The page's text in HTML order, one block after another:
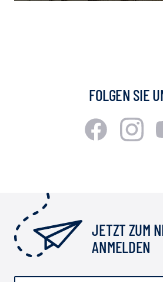
FOLGEN SIE
JETZT ZUM
ANMELDEN